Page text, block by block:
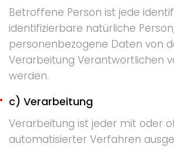
Betroffene Person ist jede
identifizierbare natürliche
personenbezogene Daten von
Verarbeitung Verantwortlichen
werden.
c) Verarbeitung
Verarbeitung ist jeder mit oder
automatisierter Verfahren